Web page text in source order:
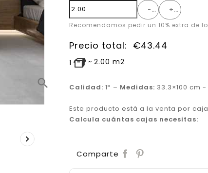
search

-
+
Recomendamos pedir un 10% extra de
Precio total: €43.44
1 ~ 2.00 m2
Calidad: 1ª – Medidas: 33.3×100 cm -
Este producto está a la venta por
Calcula cuántas cajas necesitas:
Comparte